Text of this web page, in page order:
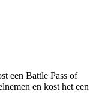
een Battle Pass of
en kost het een